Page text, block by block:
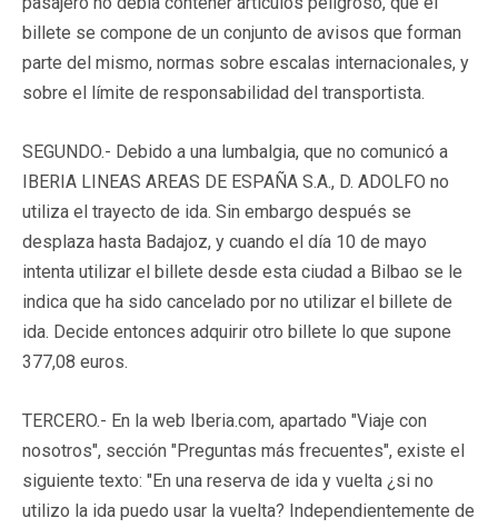
billete se compone de un conjunto de avisos que forman
parte del mismo, normas sobre escalas internacionales, y
sobre el límite de responsabilidad del transportista.
SEGUNDO.- Debido a una lumbalgia, que no comunicó a
IBERIA LINEAS AREAS DE ESPAÑA S.A., D. ADOLFO no
utiliza el trayecto de ida. Sin embargo después se
desplaza hasta Badajoz, y cuando el día 10 de mayo
intenta utilizar el billete desde esta ciudad a Bilbao se le
indica que ha sido cancelado por no utilizar el billete de
ida. Decide entonces adquirir otro billete lo que supone
377,08 euros.
TERCERO.- En la web Iberia.com, apartado "Viaje con
nosotros", sección "Preguntas más frecuentes", existe el
siguiente texto: "En una reserva de ida y vuelta ¿si no
utilizo la ida puedo usar la vuelta? Independientemente de